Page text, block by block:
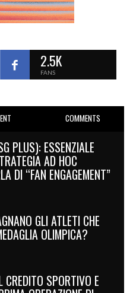
2.5K
FANS
COMMENTS
PLUS): ESSENZIALE
AD HOC
DI “FAN ENGAGEMENT”
GLI ATLETI CHE
OLIMPICA?
SPORTIVO E